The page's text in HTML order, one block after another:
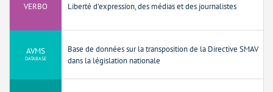
VERBO Liberté d'expression, des médias et des journalistes
AVMS
DATABASE
Base de données sur la transposition de la Directive SMAV
dans la législation nationale